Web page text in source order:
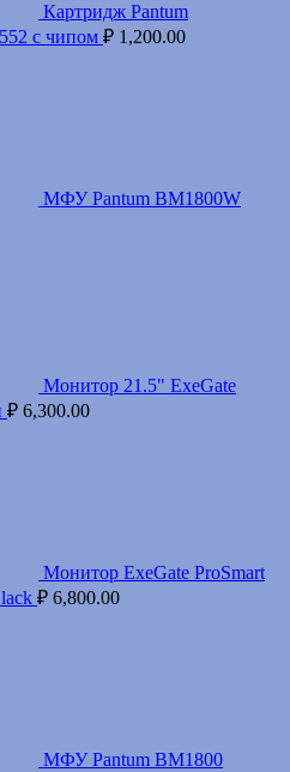
Картридж Pantum
с чипом ₽ 1,200.00
МФУ Pantum BM1800W
Монитор 21.5" ExeGate
₽ 6,300.00
Монитор ExeGate ProSmart
₽ 6,800.00
МФУ Pantum BM1800